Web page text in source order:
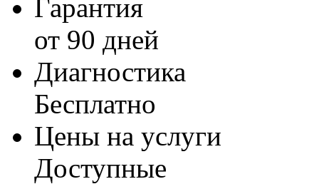
Гарантия
от 90 дней
Диагностика
Бесплатно
Цены на услуги
Доступные